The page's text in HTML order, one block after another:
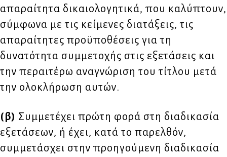
απαραίτητα δικαιολογητικά, που καλύπτουν,
σύμφωνα με τις κείμενες διατάξεις, τις
απαραίτητες προϋποθέσεις για τη
δυνατότητα συμμετοχής στις εξετάσεις και
την περαιτέρω αναγνώριση του τίτλου μετά
την ολοκλήρωση αυτών.
(β) Συμμετέχει πρώτη φορά στη διαδικασία
εξετάσεων, ή έχει, κατά το παρελθόν,
συμμετάσχει στην προηγούμενη διαδικασία